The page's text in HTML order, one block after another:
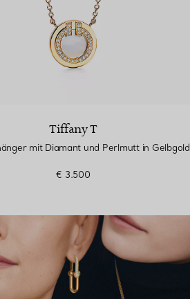
Tiffany T
mit Diamant und Perlmutt in Gelbgold
€ 3.500